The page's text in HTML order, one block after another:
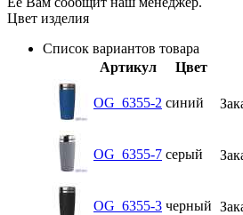
Цвет изделия
Список вариантов товара
Артикул
Цвет
OG_6355-2 синий
OG_6355-7 серый
OG_6355-3 черный